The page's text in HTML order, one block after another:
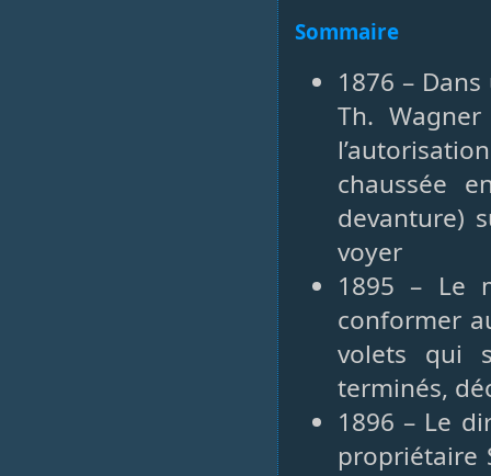
Sommaire
1876 –
Th.
chaussée
devanture)
voyer
1895 – Le
conformer
volets qui
terminés,
1896 – Le
propriétaire